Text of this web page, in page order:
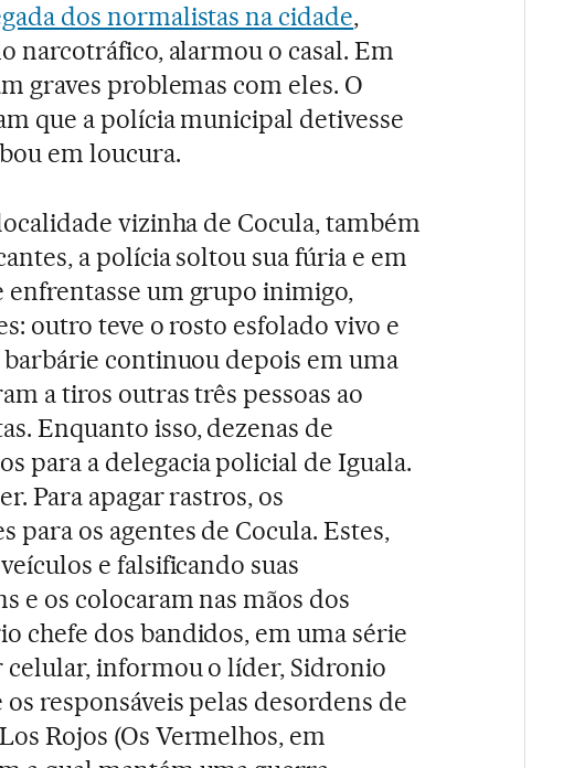
dos normalistas na cidade,
narcotráfico, alarmou o casal. Em
graves problemas com eles. O
que a polícia municipal detivesse
em loucura.
vizinha de Cocula, também
a polícia soltou sua fúria e em
enfrentasse um grupo inimigo,
outro teve o rosto esfolado vivo e
continuou depois em uma
a tiros outras três pessoas ao
Enquanto isso, dezenas de
para a delegacia policial de Iguala.
Para apagar rastros, os
os agentes de Cocula. Estes,
e falsificando suas
e os colocaram nas mãos dos
chefe dos bandidos, em uma série
celular, informou o líder, Sidronio
responsáveis pelas desordens de
Rojos (Os Vermelhos, em